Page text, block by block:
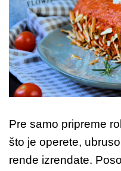
Pre samo pripreme
što je operete,
rende izrendate.